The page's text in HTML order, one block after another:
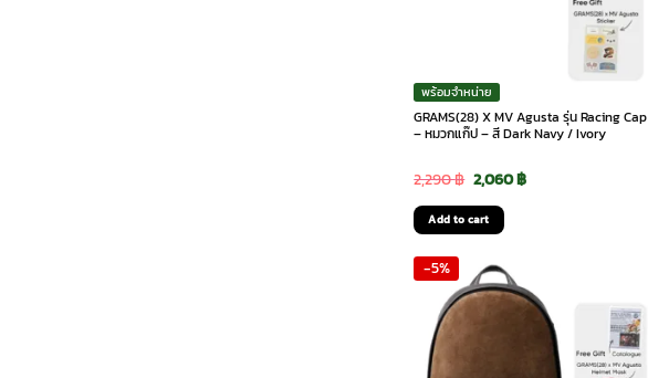
พร้อมจำหน่าย
GRAMS(28) X MV Agusta รุ่น Racing Cap
– หมวกแก๊ป – สี Dark Navy / Ivory
2,290฿ Original
price
was:
2,290 ฿.
2,060฿Current
Add to cart
-5%